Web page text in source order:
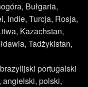
Bułgaria,
Indie, Turcja, Rosja,
Kazachstan,
Tadżykistan,
portugalski
angielski, polski,